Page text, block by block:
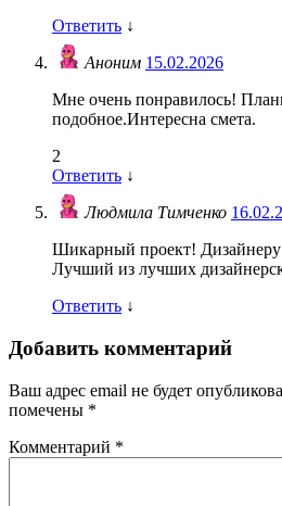
Ответить ↓
Аноним 15.02.2026
Мне очень понравилось!
подобное.Интересна смета.
2
Ответить ↓
Людмила Тимченко
Шикарный проект! Дизайнеру
Лучший из лучших
Ответить ↓
Добавить комментарий
Ваш адрес email не будет
помечены *
Комментарий *